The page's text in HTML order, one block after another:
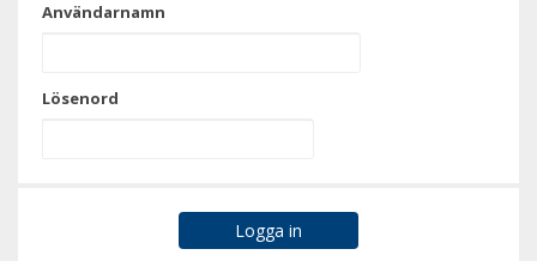
Användarnamn
Lösenord